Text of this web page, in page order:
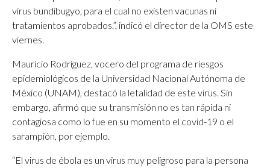
virus bundibugyo, para el cual no existen vacunas ni
tratamientos aprobados.”, indicó el director de la OMS este
viernes.
Mauricio Rodríguez, vocero del programa de riesgos
epidemiológicos de la Universidad Nacional Autónoma de
México (UNAM), destacó la letalidad de este virus. Sin
embargo, afirmó que su transmisión no es tan rápida ni
contagiosa como lo fue en su momento el covid-19 o el
sarampión, por ejemplo.
“El virus de ébola es un virus muy peligroso para la persona